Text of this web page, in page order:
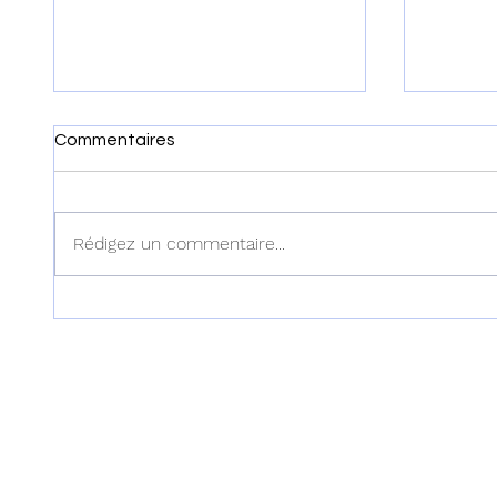
des mesures pour une
Commentaires
Rédigez un commentaire...